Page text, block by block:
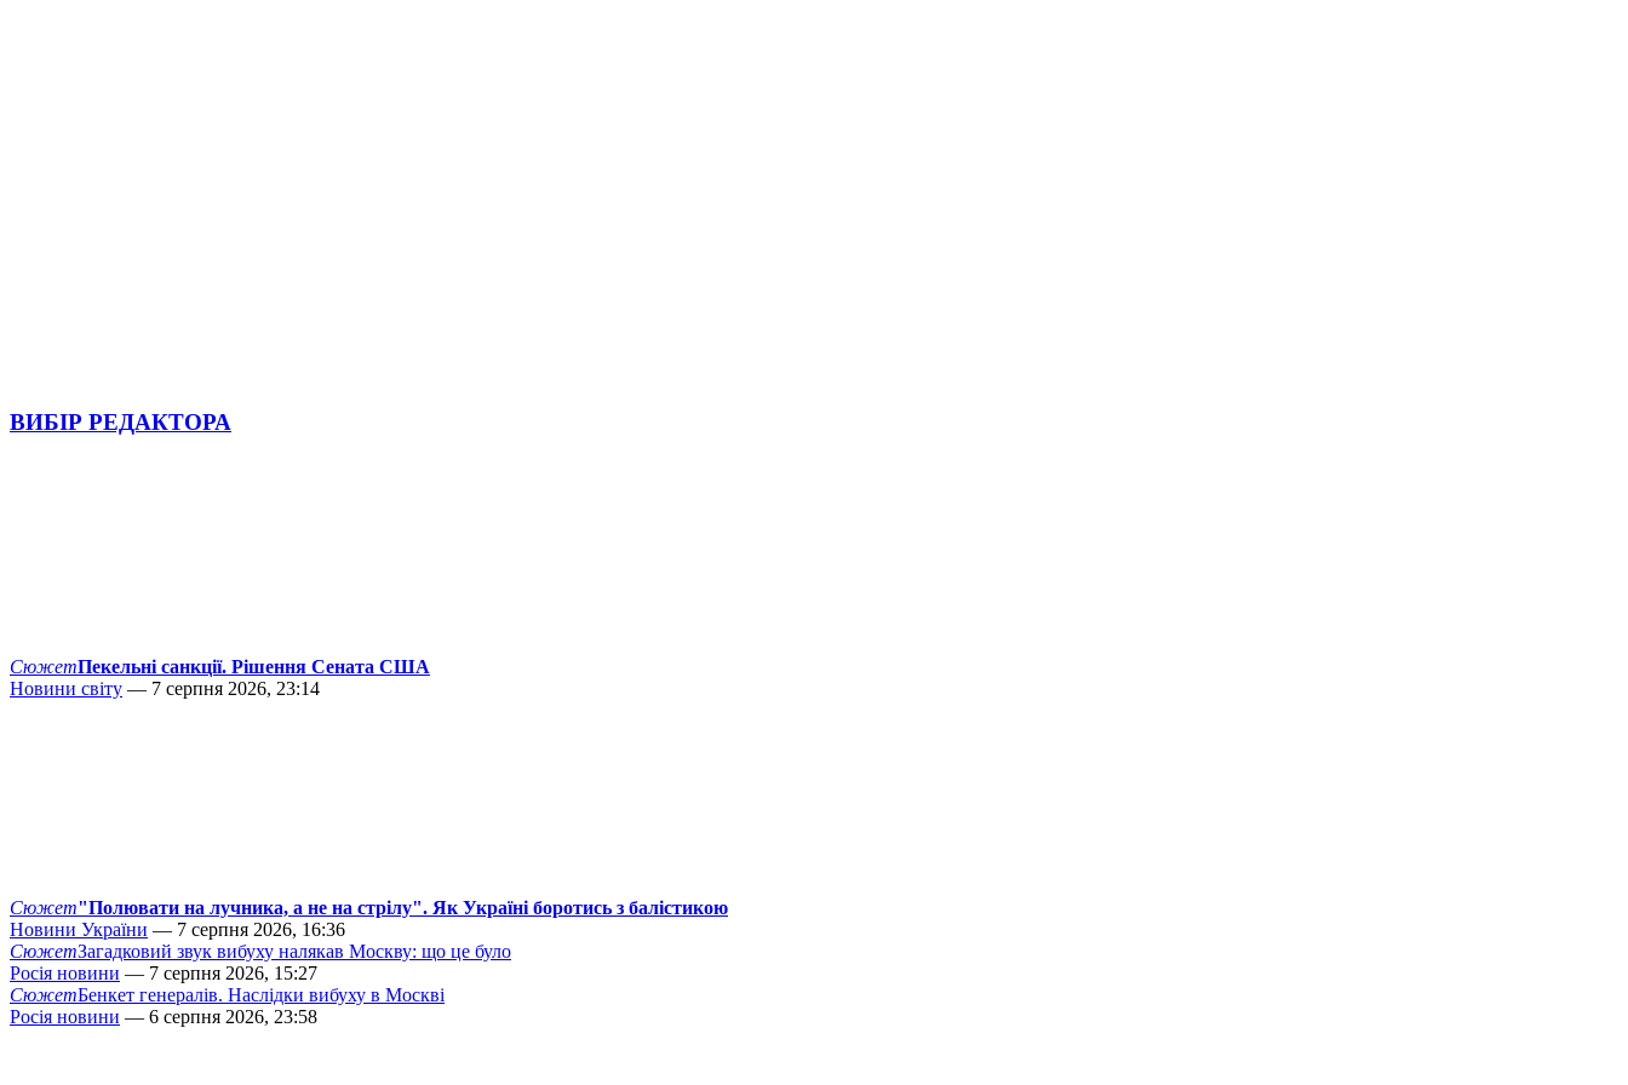
ВИБІР РЕДАКТОРА
СюжетПекельні санкції. Рішення Сената США
Новини світу — 7 серпня 2026, 23:14
Сюжет"Полювати на лучника, а не на стрілу". Як Україні боротись з балістикою
Новини України — 7 серпня 2026, 16:36
СюжетЗагадковий звук вибуху налякав Москву: що це було
Росія новини — 7 серпня 2026, 15:27
СюжетБенкет генералів. Наслідки вибуху в Москві
Росія новини — 6 серпня 2026, 23:58